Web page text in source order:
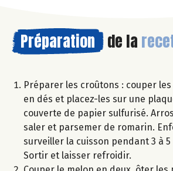
Préparation de la
Préparer les croûtons : couper
en dés et placez-les sur une
couverte de papier sulfurisé.
saler et parsemer de romarin.
surveiller la cuisson pendant 3 à 5
Sortir et laisser refroidir.